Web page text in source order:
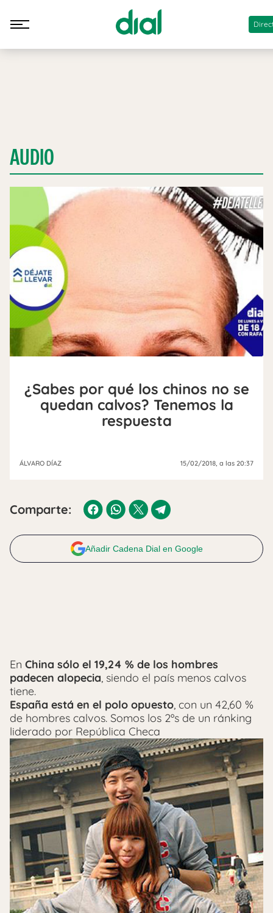
AUDIO
¿Sabes por qué los chinos no se
quedan calvos? Tenemos la
respuesta
ÁLVARO DÍAZ 15/02/2018 , a las 20:37
Comparte:
Añadir Cadena Dial en Google
En China sólo el 19,24 % de los hombres
padecen alopecia, siendo el país menos calvos
tiene.
España está en el polo opuesto, con un 42,60 %
de hombres calvos. Somos los 2ºs de un ránking
liderado por República Checa